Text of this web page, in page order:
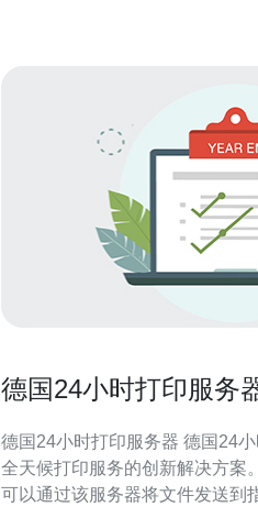
德国24小时打印服务
德国24小时打印服务器 德国24小时打印服务器是一项提供
全天候打印服务的创新解决方案
可以通过该服务器将文件发送到